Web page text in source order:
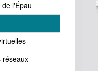
de l'Épau
réseaux